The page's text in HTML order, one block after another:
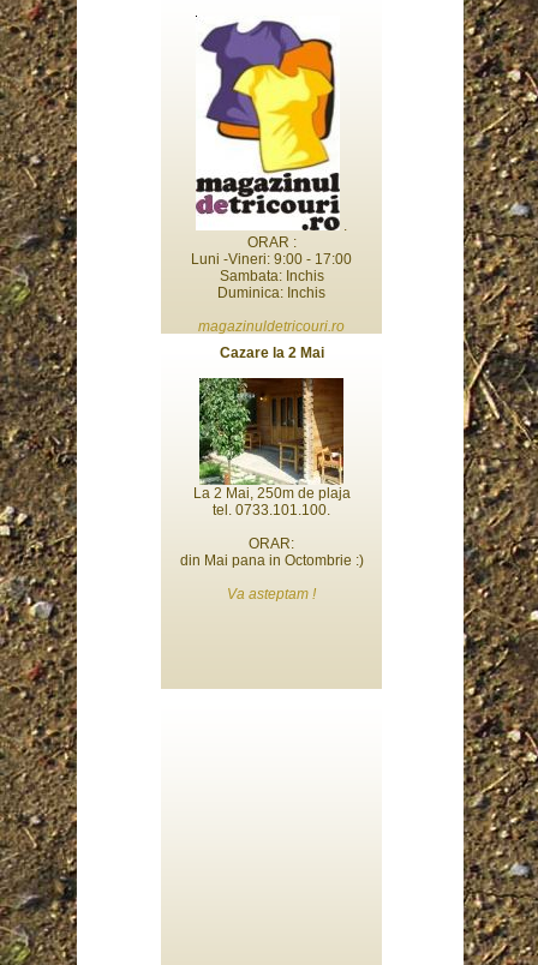
.
ORAR :
Luni -Vineri: 9:00 - 17:00
Sambata: Inchis
Duminica: Inchis
magazinuldetricouri.ro
Cazare la 2 Mai
La 2 Mai, 250m de plaja
tel. 0733.101.100.
ORAR:
din Mai pana in Octombrie :)
Va asteptam !